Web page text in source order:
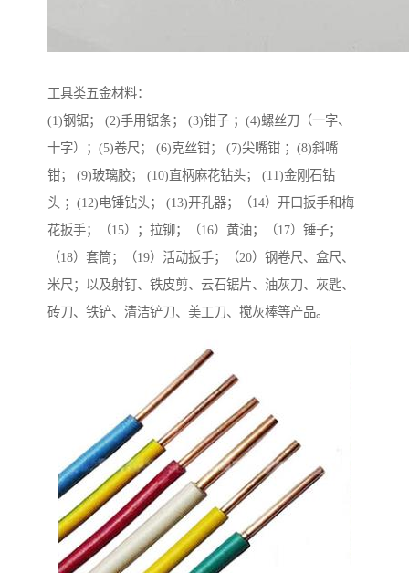
工具类五金材料：
(1)钢锯； (2)手用锯条； (3)钳子 ；(4)螺丝刀（一字、
十字）；(5)卷尺； (6)克丝钳； (7)尖嘴钳 ；(8)斜嘴
钳； (9)玻璃胶； (10)直柄麻花钻头； (11)金刚石钻
头 ；(12)电锤钻头； (13)开孔器；（14）开口扳手和梅
花扳手；（15）；拉铆；（16）黄油；（17）锤子；
（18）套筒；（19）活动扳手；（20）钢卷尺、盒尺、
米尺；以及射钉、铁皮剪、云石锯片、油灰刀、灰匙、
砖刀、铁铲、清洁铲刀、美工刀、搅灰棒等产品。